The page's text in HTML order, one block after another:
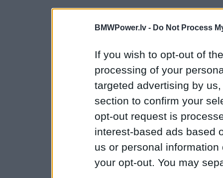
BMWPower.lv - Do Not Process
If you wish to opt-out of
processing of your
targeted advertising by
section to confirm your
opt-out request is
interest-based ads based
us or personal
your opt-out. You may